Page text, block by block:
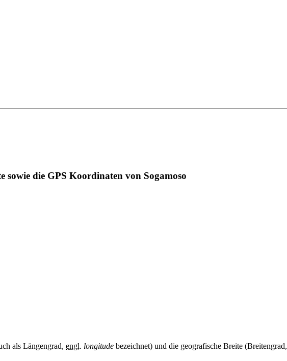
sowie die GPS Koordinaten von Sogamoso
als Längengrad, engl. longitude bezeichnet) und die geografische Breite (Breitengrad,